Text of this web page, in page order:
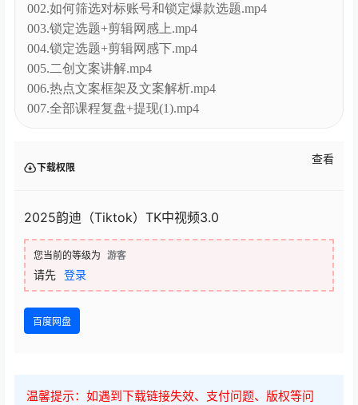
002.如何筛选对标账号和锁定爆款选题.mp4
003.锁定选题+剪辑网感上.mp4
004.锁定选题+剪辑网感下.mp4
005.二创文案讲解.mp4
006.热点文案框架及文案解析.mp4
007.全部课程复盘+提现(1).mp4
下载权限
查看
2025韵迪（Tiktok）TK中视频3.0
您当前的等级为 游客
请先 登录
百度网盘
温馨提示：如遇到下载链接失效、支付问题、版权等问